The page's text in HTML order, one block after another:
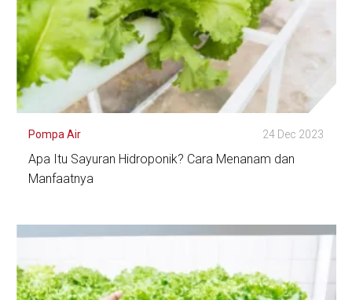
Pompa Air 24 Dec 2023
Apa Itu Sayuran Hidroponik? Cara Menanam dan
Manfaatnya
Lihat Detail